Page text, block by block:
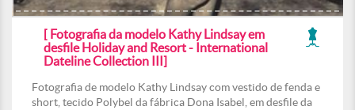
[ Fotografia da modelo Kathy Lindsay em
desfile Holiday and Resort - International
Dateline Collection III]
Fotografia de modelo Kathy Lindsay com vestido de fenda e
short, tecido Polybel da fábrica Dona Isabel, em desfile da